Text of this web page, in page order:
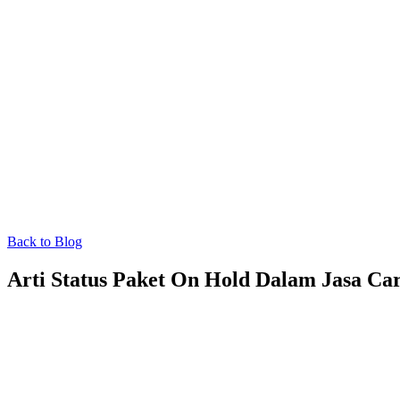
Back to Blog
Arti Status Paket On Hold Dalam Jasa